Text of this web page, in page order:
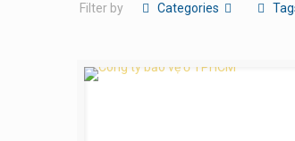
Filter by Categories